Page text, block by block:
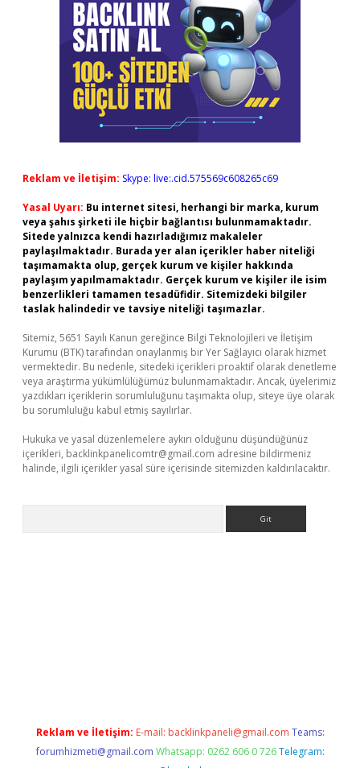
Reklam ve İletişim: Skype: live:.cid.575569c608265c69
Yasal Uyarı: Bu internet sitesi, herhangi bir marka, kurum
veya şahıs şirketi ile hiçbir bağlantısı bulunmamaktadır.
Sitede yalnızca kendi hazırladığımız makaleler
paylaşılmaktadır. Burada yer alan içerikler haber niteliği
taşımamakta olup, gerçek kurum ve kişiler hakkında
paylaşım yapılmamaktadır. Gerçek kurum ve kişiler ile isim
benzerlikleri tamamen tesadüfidir. Sitemizdeki bilgiler
taslak halindedir ve tavsiye niteliği taşımazlar.
Sitemiz, 5651 Sayılı Kanun gereğince Bilgi Teknolojileri ve İletişim
Kurumu (BTK) tarafından onaylanmış bir Yer Sağlayıcı olarak hizmet
vermektedir. Bu nedenle, sitedeki içerikleri proaktif olarak denetleme
veya araştırma yükümlülüğümüz bulunmamaktadır. Ancak, üyelerimiz
yazdıkları içeriklerin sorumluluğunu taşımakta olup, siteye üye olarak
bu sorumluluğu kabul etmiş sayılırlar.
Hukuka ve yasal düzenlemelere aykırı olduğunu düşündüğünüz
içerikleri, backlinkpanelicomtr@gmail.com adresine bildirmeniz
halinde, ilgili içerikler yasal süre içerisinde sitemizden kaldırılacaktır.
Reklam ve İletişim: E-mail: backlinkpaneli@gmail.com Teams:
forumhizmeti@gmail.com Whatsapp: 0262 606 0 726 Telegram: